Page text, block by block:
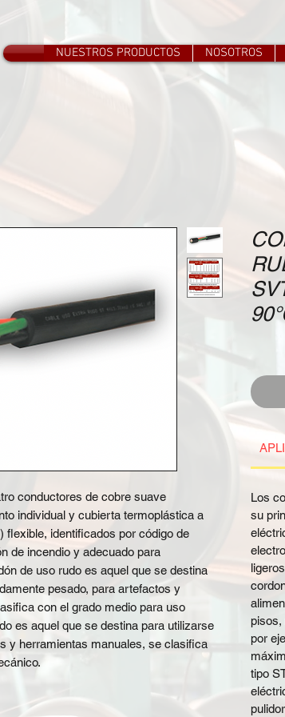
NUESTROS PRODUCTOS NOSOTROS
conductores de cobre suave
individual y cubierta termoplástica a
flexible, identificados por código de
de incendio y adecuado para
de uso rudo es aquel que se destina
pesado, para artefactos y
con el grado medio para uso
es aquel que se destina para utilizarse
y herramientas manuales, se clasifica
Los
su
pisos,
por
tipo